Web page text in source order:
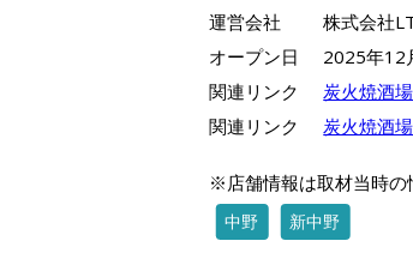
運営会社
株式会社
オープン日
2025年12
関連リンク
炭火焼酒
関連リンク
炭火焼酒
※店舗情報は取材当時の
中野 新中野